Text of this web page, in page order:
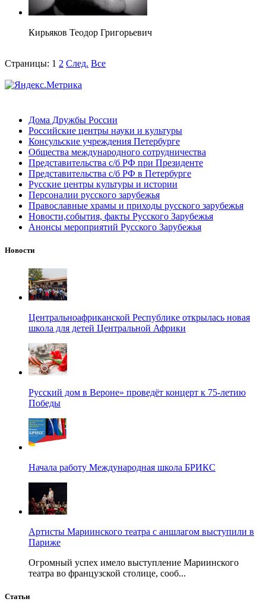
Кирьяков Теодор Григорьевич
Страницы: 1 2 След. Все
Дома Дружбы России
Российские центры науки и культуры
Консульские учреждения Петербурге
Общества международного сотрудничества
Представительства с/б РФ при Президенте
Представительства с/б РФ в Петербурге
Русские центры культуры и истории
Персоналии русского зарубежья
Православные храмы и приходы русского зарубежья
Новости,события, факты Русского Зарубежья
Анонсы мероприятий Русского Зарубежья
Новости
Центральноафриканской Республике открылась новая
школа для детей Центральной Африки
Русский дом в Вероне» проведёт концерт к 75-летию
Победы
Начала работу Международная школа БРИКС
Артисты Мариинского театра с аншлагом выступили в
Париже
Огромный успех имело выступление Мариинского
театра во французской столице, сооб...
Статьи